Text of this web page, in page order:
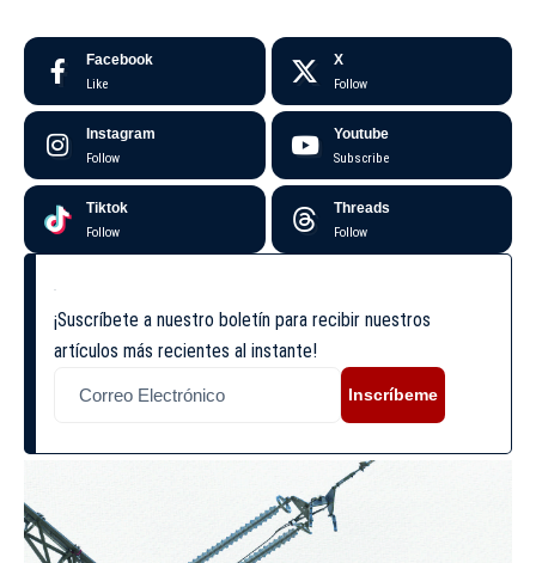
Facebook
Like
X
Follow
Instagram
Follow
Youtube
Subscribe
Tiktok
Follow
Threads
Follow
¡Suscríbete a nuestro boletín para recibir nuestros
artículos más recientes al instante!
Inscríbeme